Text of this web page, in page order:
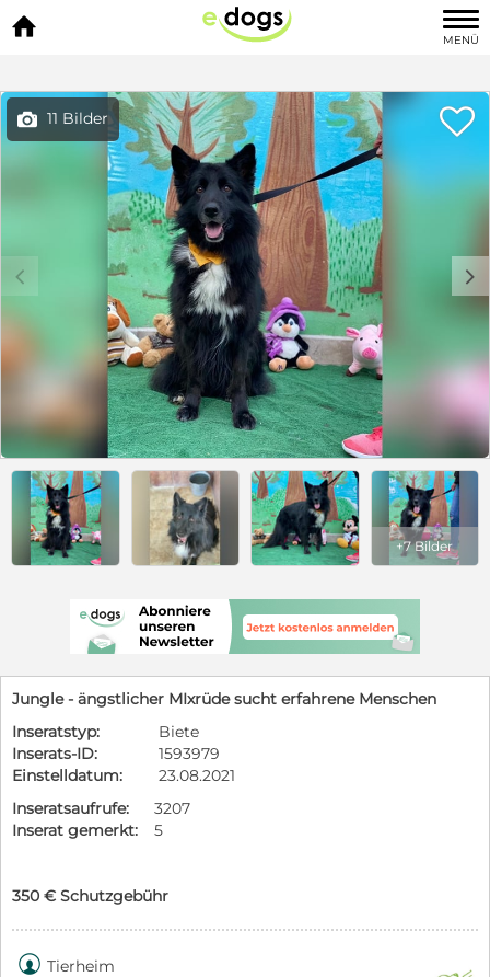

MENÜ
 11 Bilder 
c d
+7 Bilder
Jungle - ängstlicher MIxrüde sucht erfahrene Menschen
Inseratstyp:
Biete
Inserats-ID:
1593979
Einstelldatum:
23.08.2021
Inseratsaufrufe:
3207
Inserat gemerkt:
5
350 € Schutzgebühr
 Tierheim